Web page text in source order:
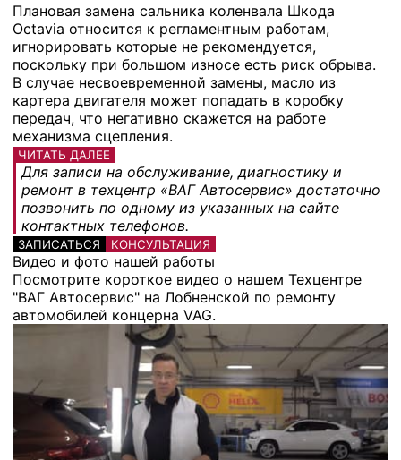
Плановая замена сальника коленвала Шкода
Octavia относится к регламентным работам,
игнорировать которые не рекомендуется,
поскольку при большом износе есть риск обрыва.
В случае несвоевременной замены, масло из
картера двигателя может попадать в коробку
передач, что негативно скажется на работе
механизма сцепления.
ЧИТАТЬ ДАЛЕЕ
Для записи на обслуживание, диагностику и
ремонт в техцентр «ВАГ Автосервис» достаточно
позвонить по одному из указанных на сайте
контактных телефонов.
ЗАПИСАТЬСЯ КОНСУЛЬТАЦИЯ
Видео и фото нашей работы
Посмотрите короткое видео о нашем Техцентре
"ВАГ Автосервис" на Лобненской по ремонту
автомобилей концерна VAG.